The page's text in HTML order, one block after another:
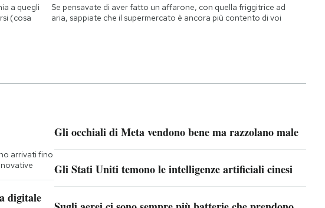
a quegli
(cosa
Se pensavate di aver fatto un affarone, con quella friggitrice ad
aria, sappiate che il supermercato è ancora più contento di voi
arrivati fino
digitale
Gli occhiali di Meta vendono bene ma razzolano male
Gli Stati Uniti temono le intelligenze artificiali cinesi